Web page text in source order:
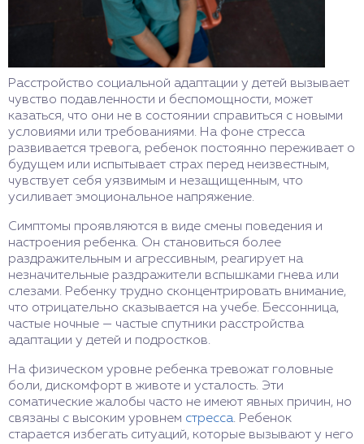
Расстройство социальной адаптации у детей вызывает
чувство подавленности и беспомощности, может
казаться, что они не в состоянии справиться с новыми
условиями или требованиями. На фоне стресса
развивается тревога, ребенок постоянно переживает о
будущем или испытывает страх перед неизвестным,
чувствует себя уязвимым и незащищенным, что
усиливает эмоциональное напряжение.
Симптомы проявляются в виде смены поведения и
настроения ребенка. Он становиться более
раздражительным и агрессивным, реагирует на
незначительные раздражители вспышками гнева или
слезами. Ребенку трудно сконцентрировать внимание,
что отрицательно сказывается на учебе. Бессонница,
частые ночные — частые спутники расстройства
адаптации у детей и подростков.
На физическом уровне ребенка тревожат головные
боли, дискомфорт в животе и усталость. Эти
соматические жалобы часто не имеют явных причин, но
связаны с высоким уровнем стресса. Ребенок
старается избегать ситуаций, которые вызывают у него